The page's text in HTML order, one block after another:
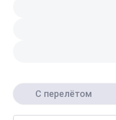
С перелётом